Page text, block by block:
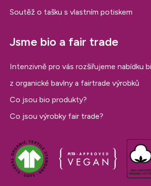
Soutěž o tašku s vlastním potiskem
Jsme bio a fair trade
Intenzivně pro vás rozšiřujeme nabídku
z organické bavlny a fairtrade výrobků
Co jsou bio produkty?
Co jsou výrobky fair trade?